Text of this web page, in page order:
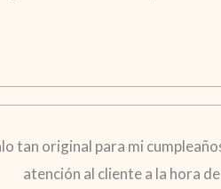
tan original para mi
atención al cliente a la hora